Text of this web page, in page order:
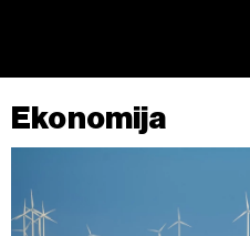
Ekonomija